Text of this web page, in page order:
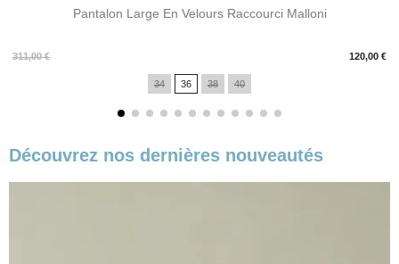
Pantalon Large En Velours Raccourci Malloni
311,00 € 120,00 €
Prix
34 36 38 40
Découvrez nos dernières nouveautés